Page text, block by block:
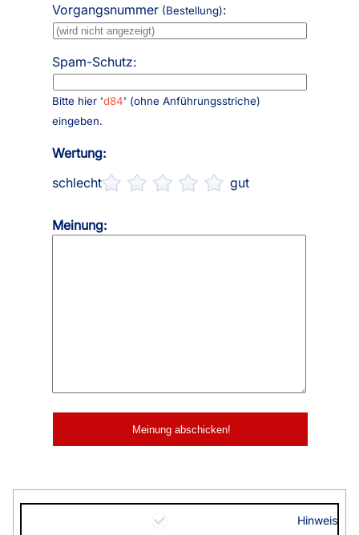
Wertung:
schlecht
gut
Meinung:
Vorgangsnummer (Bestellung):
Spam-Schutz:
Bitte hier 'd84' (ohne Anführungsstriche)
eingeben.
Hinweis